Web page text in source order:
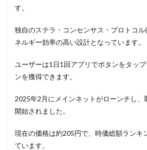
す。
独自のステラ・コンセンサス・プロトコル
ネルギー効率の高い設計となっています。
ユーザーは1日1回アプリでボタンをタッ
ンを獲得できます。
2025年2月にメインネットがローンチし、
開始されました。
現在の価格は約205円で、時価総額ランキ
ています。